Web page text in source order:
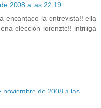
2008 a las 22:19
encantado la entrevista!! ella
elección lorenzto!! intriiiga
noviembre de 2008 a las